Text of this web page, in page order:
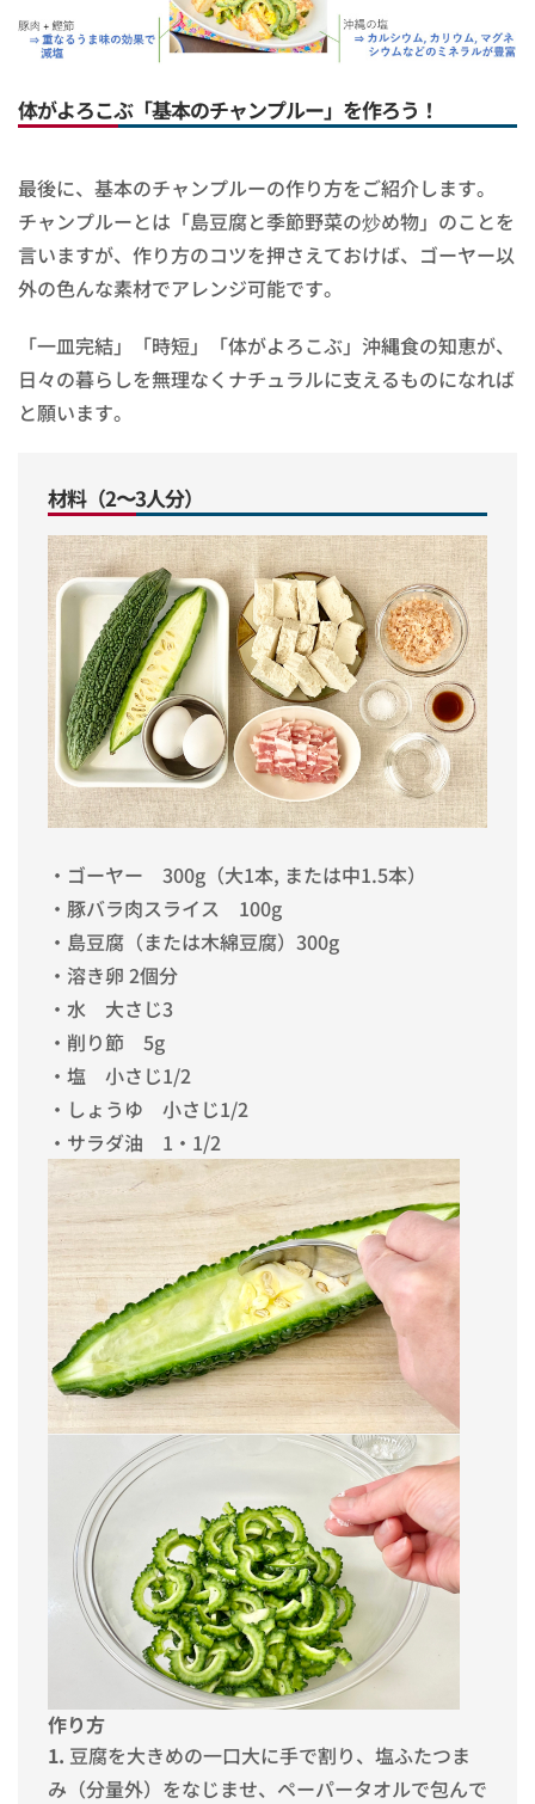
体がよろこぶ「基本のチャンプルー」を作ろう！
最後に、基本のチャンプルーの作り方をご紹介します。
チャンプルーとは「島豆腐と季節野菜の炒め物」のことを
言いますが、作り方のコツを押さえておけば、ゴーヤー以
外の色んな素材でアレンジ可能です。
「一皿完結」「時短」「体がよろこぶ」沖縄食の知恵が、
日々の暮らしを無理なくナチュラルに支えるものになれば
と願います。
材料（2〜3人分）
・ゴーヤー 300g（大1本, または中1.5本）
・豚バラ肉スライス 100g
・島豆腐（または木綿豆腐）300g
・溶き卵 2個分
・水 大さじ3
・削り節 5g
・塩 小さじ1/2
・しょうゆ 小さじ1/2
・サラダ油 1・1/2
作り方
1. 豆腐を大きめの一口大に手で割り、塩ふたつま
み（分量外）をなじませ、ペーパータオルで包んで